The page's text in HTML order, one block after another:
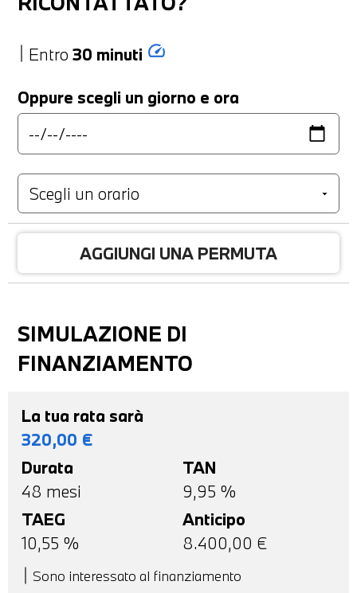
Entro 30 minuti speed
Oppure scegli un giorno e ora
AGGIUNGI UNA PERMUTA
SIMULAZIONE DI
FINANZIAMENTO
La tua rata sarà
320,00 €
Durata
48 mesi
TAN
9,95 %
TAEG
10,55 %
Anticipo
8.400,00 €
Sono interessato al finanziamento